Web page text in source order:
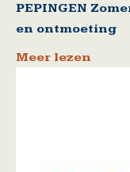
PEPINGEN
en ontmoeting
Meer lezen